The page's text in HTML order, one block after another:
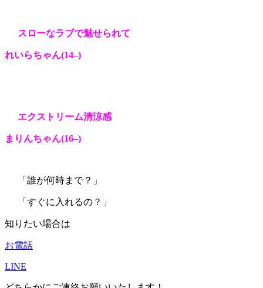
スローなラブで魅せられて
れいらちゃん(14–)
エクストリーム清涼感
まりんちゃん(16–)
「誰が何時まで？」
「すぐに入れるの？」
知りたい場合は
お電話
LINE